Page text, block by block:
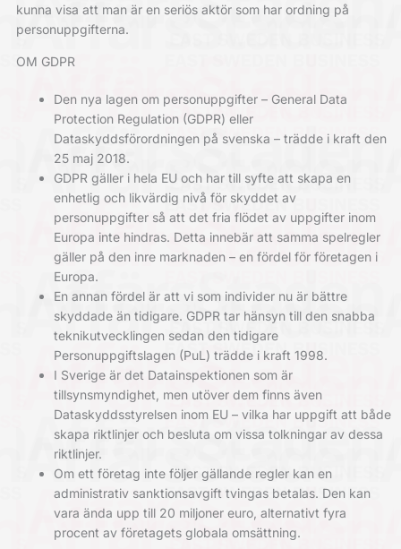
kunna visa att man är en seriös aktör som har ordning på
personuppgifterna.
OM GDPR
Den nya lagen om personuppgifter – General Data
Protection Regulation (GDPR) eller
Dataskyddsförordningen på svenska – trädde i kraft den
25 maj 2018.
GDPR gäller i hela EU och har till syfte att skapa en
enhetlig och likvärdig nivå för skyddet av
personuppgifter så att det fria flödet av uppgifter inom
Europa inte hindras. Detta innebär att samma spelregler
gäller på den inre marknaden – en fördel för företagen i
Europa.
En annan fördel är att vi som individer nu är bättre
skyddade än tidigare. GDPR tar hänsyn till den snabba
teknikutvecklingen sedan den tidigare
Personuppgiftslagen (PuL) trädde i kraft 1998.
I Sverige är det Datainspektionen som är
tillsynsmyndighet, men utöver dem finns även
Dataskyddsstyrelsen inom EU – vilka har uppgift att både
skapa riktlinjer och besluta om vissa tolkningar av dessa
riktlinjer.
Om ett företag inte följer gällande regler kan en
administrativ sanktionsavgift tvingas betalas. Den kan
vara ända upp till 20 miljoner euro, alternativt fyra
procent av företagets globala omsättning.